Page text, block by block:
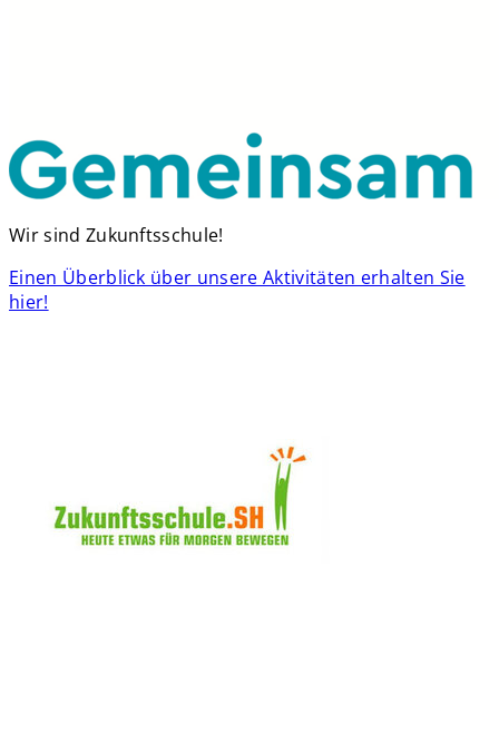
Wir sind Zukunftsschule!
Einen Überblick über unsere Aktivitäten erhalten Sie
hier!